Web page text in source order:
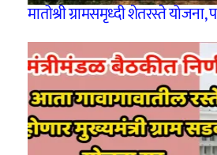
मातोश्री ग्रामसमृध्दी शेतरस्ते